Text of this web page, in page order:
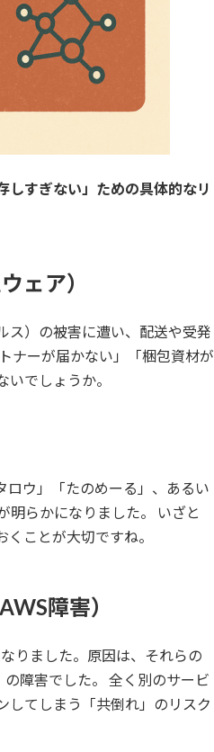
しすぎない」ための具体的なリ
ェア）
ス）の被害に遭い、配送や受発
ナーが届かない」「梱包資材が
でしょうか。
ロウ」「たのめーる」、あるい
明らかになりました。 いざと
ことが大切ですね。
障害）
りました。原因は、それらの
障害でした。 全く別のサービ
してしまう「共倒れ」のリスク